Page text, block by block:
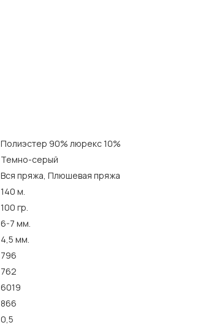
Полиэстер 90% люрекс 10%
Темно-серый
Вся пряжа, Плюшевая пряжа
140 м.
100 гр.
6-7 мм.
4,5 мм.
796
762
6019
866
0,5